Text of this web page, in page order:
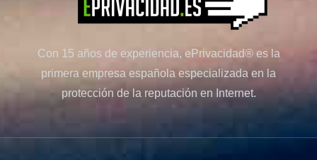
Con 15 años de experiencia, ePrivacidad® es la
primera empresa española especializada en la
protección de la reputación en Internet.